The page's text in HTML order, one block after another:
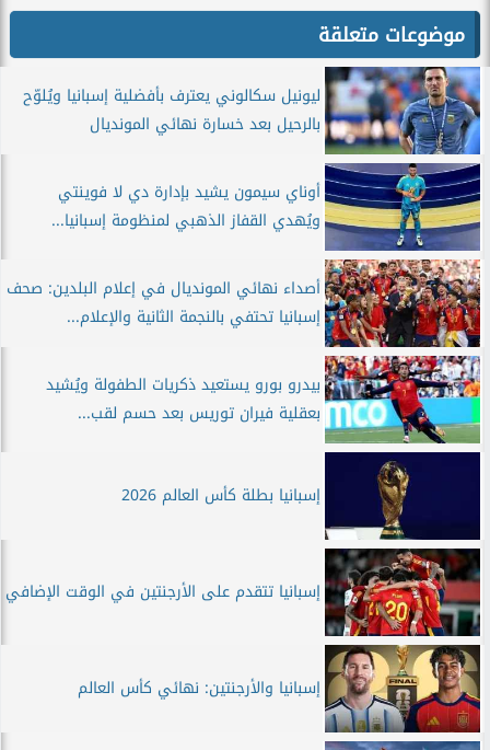
موضوعات متعلقة
ليونيل سكالوني يعترف بأفضلية إسبانيا ويُلوّح
بالرحيل بعد خسارة نهائي المونديال
أوناي سيمون يشيد بإدارة دي لا فوينتي
ويُهدي القفاز الذهبي لمنظومة إسبانيا...
أصداء نهائي المونديال في إعلام البلدين: صحف
إسبانيا تحتفي بالنجمة الثانية والإعلام...
بيدرو بورو يستعيد ذكريات الطفولة ويُشيد
بعقلية فيران توريس بعد حسم لقب...
إسبانيا بطلة كأس العالم 2026
إسبانيا تتقدم على الأرجنتين في الوقت الإضافي
إسبانيا والأرجنتين: نهائي كأس العالم